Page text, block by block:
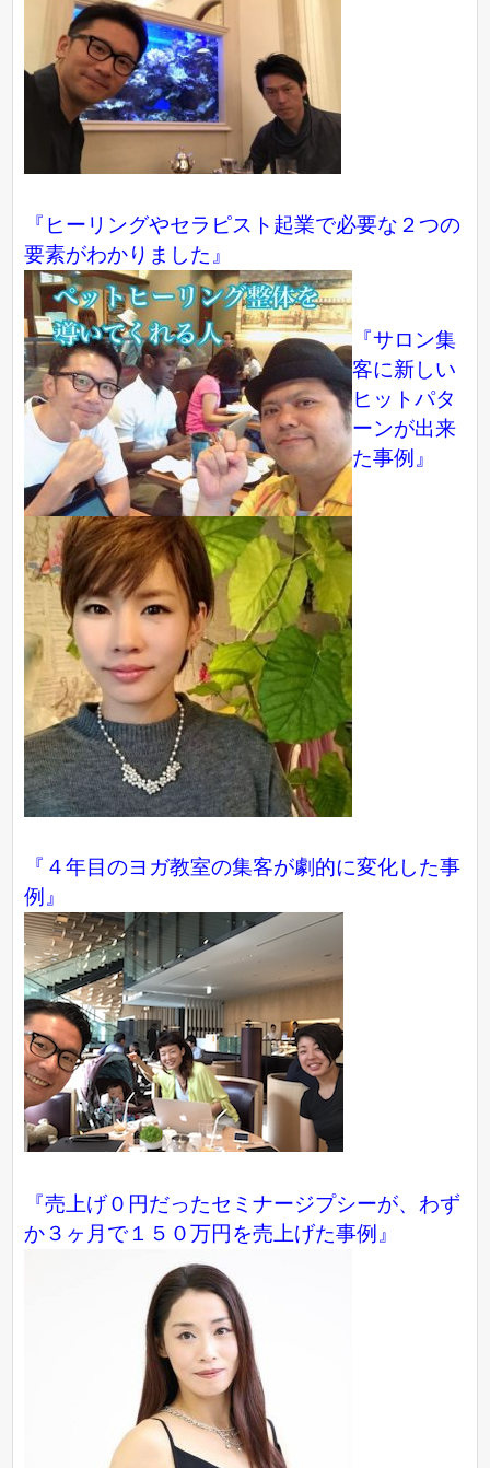
『ヒーリングやセラピスト起業で必要な２つの
要素がわかりました』
『サロン集
客に新しい
ヒットパタ
ーンが出来
た事例』
『４年目のヨガ教室の集客が劇的に変化した事
例』
『売上げ０円だったセミナージプシーが、わず
か３ヶ月で１５０万円を売上げた事例』